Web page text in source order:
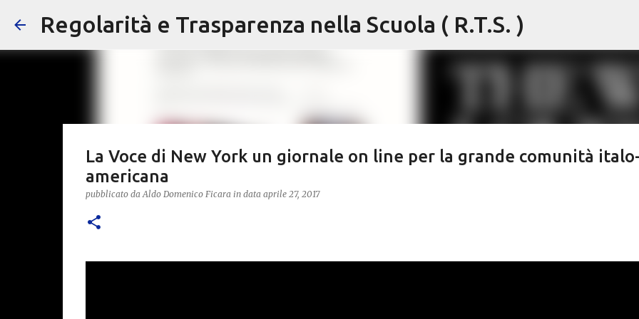
Passa ai contenuti principali
Regolarità e Trasparenza nella Scuola ( R.T.S. )
La Voce di New York un giornale on line per la grande comunità
americana
pubblicato daAldo Domenico Ficara in data aprile 27, 2017